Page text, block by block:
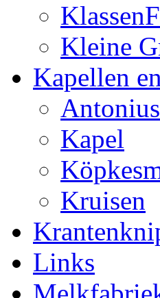
Kleine
Kapellen
Kapel
Kruisen
Links